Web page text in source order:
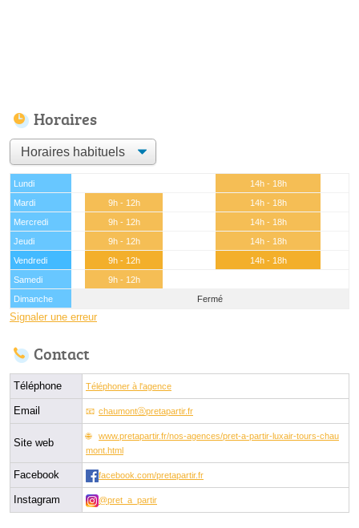
Horaires
Lundi
14h - 18h
Mardi
9h - 12h
14h - 18h
Mercredi
9h - 12h
14h - 18h
Jeudi
9h - 12h
14h - 18h
Vendredi
9h - 12h
14h - 18h
Samedi
9h - 12h
Dimanche
Fermé
Signaler une erreur
Contact
Téléphone Téléphoner à l'agence
Email chaumontⓐpretapartir.fr
Site web
www.pretapartir.fr/nos-agences/pret-a-partir-luxair-tours-chau
mont.html
Facebook facebook.com/pretapartir.fr
Instagram @pret_a_partir